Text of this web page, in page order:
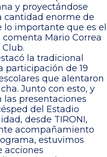
y proyectándose
cantidad enorme de
lo importante que es el
comenta Mario Correa
la tradicional
participación de 19
que alentaron
Junto con esto, y
las presentaciones
del Estadio
desde TIRONI,
acompañamiento
estuvimos
acciones